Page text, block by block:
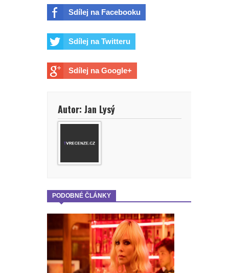
Sdílej na Facebooku
Sdílej na Twitteru
Sdílej na Google+
Autor: Jan Lysý
PODOBNÉ ČLÁNKY